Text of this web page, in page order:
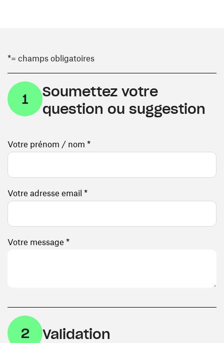
*= champs obligatoires
1
Soumettez votre
question ou suggestion
Votre prénom / nom *
Votre adresse email *
Votre message *
2 Validation